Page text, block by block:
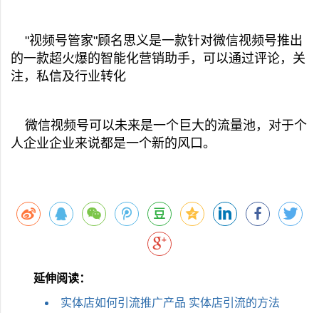
"视频号管家"顾名思义是一款针对微信视频号推出
的一款超火爆的智能化营销助手，可以通过评论，关
注，私信及行业转化
微信视频号可以未来是一个巨大的流量池，对于个
人企业企业来说都是一个新的风口。
延伸阅读：
实体店如何引流推广产品 实体店引流的方法